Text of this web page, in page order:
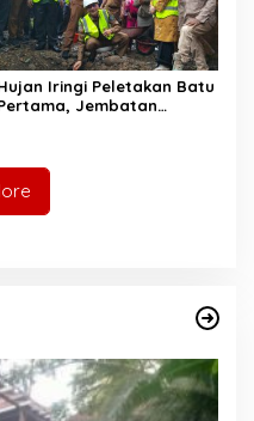
Iringi Peletakan Batu
Jembatan